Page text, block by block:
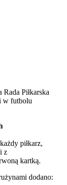
Piłkarska
w futbolu
piłkarz,
z
kartką.
dodano: